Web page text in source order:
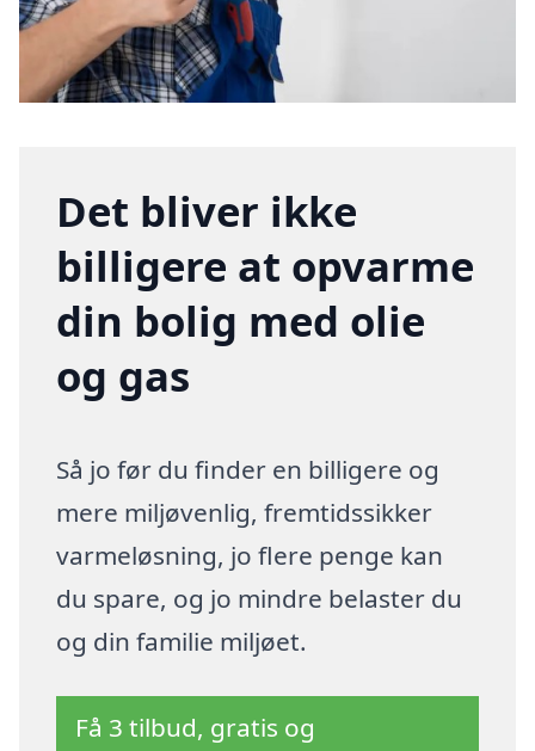
Det bliver ikke
billigere at opvarme
din bolig med olie
og gas
Så jo før du finder en billigere og
mere miljøvenlig, fremtidssikker
varmeløsning, jo flere penge kan
du spare, og jo mindre belaster du
og din familie miljøet.
Få 3 tilbud, gratis og